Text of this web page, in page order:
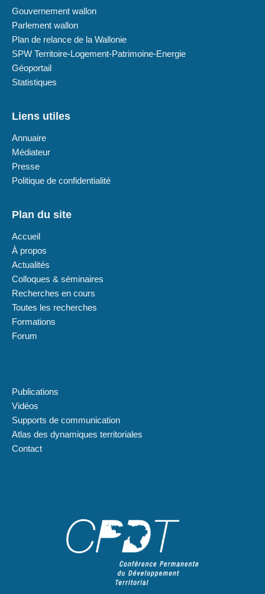
Gouvernement wallon
Parlement wallon
Plan de relance de la Wallonie
SPW Territoire-Logement-Patrimoine-Energie
Géoportail
Statistiques
Liens utiles
Annuaire
Médiateur
Presse
Politique de confidentialité
Plan du site
Accueil
À propos
Actualités
Colloques & séminaires
Recherches en cours
Toutes les recherches
Formations
Forum
Publications
Vidéos
Supports de communication
Atlas des dynamiques territoriales
Contact